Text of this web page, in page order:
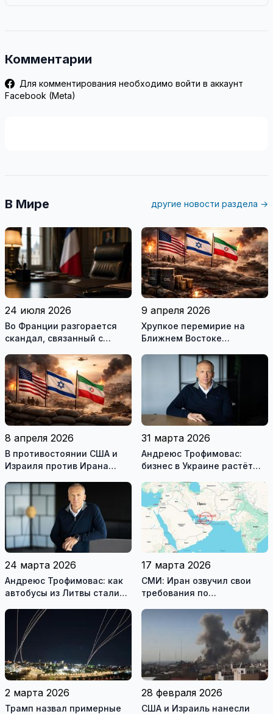
Комментарии
Для комментирования необходимо войти в аккаунт
Facebook (Meta)
В Мире другие новости раздела →
24 июля 2026
Во Франции разгорается
скандал, связанный с
государственными
служащими
9 апреля 2026
Хрупкое перемирие на
Ближнем Востоке
8 апреля 2026
В противостоянии США и
Израиля против Ирана
перемирие
31 марта 2026
Андреюс Трофимовас:
бизнес в Украине растёт
24 марта 2026
Андреюс Трофимовас: как
автобусы из Литвы стали
охваченного огнём
Мариуполя (фотогалерея)
17 марта 2026
СМИ: Иран озвучил свои
требования по
2 марта 2026
Трамп назвал примерные
28 февраля 2026
США и Израиль нанесли